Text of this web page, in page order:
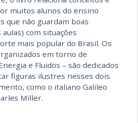
muitos alunos do ensino
que não guardam boas
com situações
mais popular do Brasil. Os
em torno de
e Fluidos – são dedicados
figuras ilustres nesses dois
como o italiano Galileo
Miller.